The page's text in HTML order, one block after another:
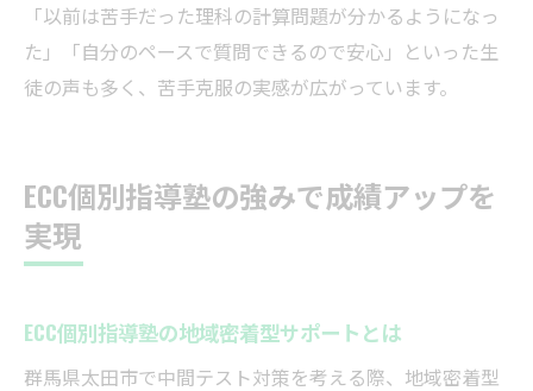
「以前は苦手だった理科の計算問題が分かるようになっ
た」「自分のペースで質問できるので安心」といった生
徒の声も多く、苦手克服の実感が広がっています。
ECC個別指導塾の強みで成績アップを
実現
ECC個別指導塾の地域密着型サポートとは
群馬県太田市で中間テスト対策を考える際、地域密着型